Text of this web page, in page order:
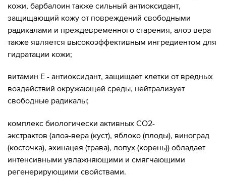
кожи, барбалоин также сильный антиоксидант,
защищающий кожу от повреждений свободными
радикалами и преждевременного старения, алоэ вера
также является высокоэффективным ингредиентом для
гидратации кожи;
витамин Е - антиоксидант, защищает клетки от вредных
воздействий окружающей среды, нейтрализует
свободные радикалы;
комплекс биологически активных СО2-
экстрактов (алоэ-вера (куст), яблоко (плоды), виноград
(косточка), эхинацея (трава), лопух (корень)) обладает
интенсивными увлажняющими и смягчающими
регенерирующими свойствами.